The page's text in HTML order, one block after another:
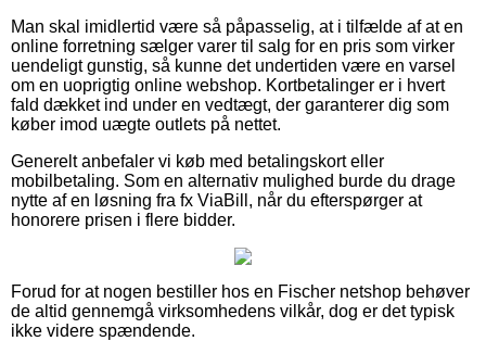
Man skal imidlertid være så påpasselig, at i tilfælde af at en
online forretning sælger varer til salg for en pris som virker
uendeligt gunstig, så kunne det undertiden være en varsel
om en uoprigtig online webshop. Kortbetalinger er i hvert
fald dækket ind under en vedtægt, der garanterer dig som
køber imod uægte outlets på nettet.
Generelt anbefaler vi køb med betalingskort eller
mobilbetaling. Som en alternativ mulighed burde du drage
nytte af en løsning fra fx ViaBill, når du efterspørger at
honorere prisen i flere bidder.
Forud for at nogen bestiller hos en Fischer netshop behøver
de altid gennemgå virksomhedens vilkår, dog er det typisk
ikke videre spændende.